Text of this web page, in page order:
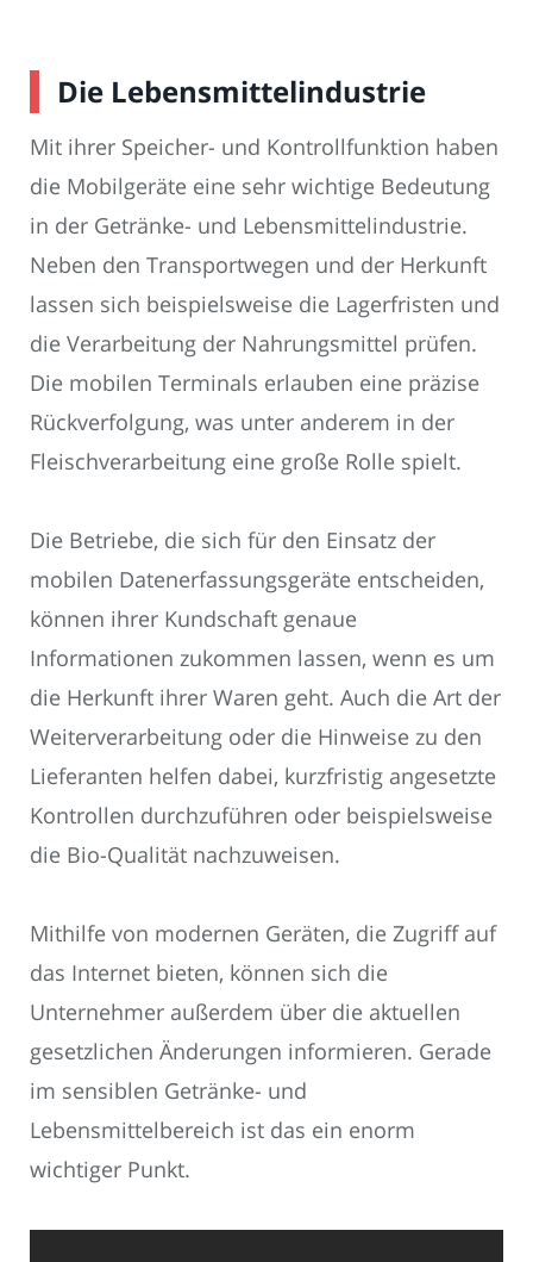
Die Lebensmittelindustrie
Mit ihrer Speicher- und Kontrollfunktion haben
die Mobilgeräte eine sehr wichtige Bedeutung
in der Getränke- und Lebensmittelindustrie.
Neben den Transportwegen und der Herkunft
lassen sich beispielsweise die Lagerfristen und
die Verarbeitung der Nahrungsmittel prüfen.
Die mobilen Terminals erlauben eine präzise
Rückverfolgung, was unter anderem in der
Fleischverarbeitung eine große Rolle spielt.
Die Betriebe, die sich für den Einsatz der
mobilen Datenerfassungsgeräte entscheiden,
können ihrer Kundschaft genaue
Informationen zukommen lassen, wenn es um
die Herkunft ihrer Waren geht. Auch die Art der
Weiterverarbeitung oder die Hinweise zu den
Lieferanten helfen dabei, kurzfristig angesetzte
Kontrollen durchzuführen oder beispielsweise
die Bio-Qualität nachzuweisen.
Mithilfe von modernen Geräten, die Zugriff auf
das Internet bieten, können sich die
Unternehmer außerdem über die aktuellen
gesetzlichen Änderungen informieren. Gerade
im sensiblen Getränke- und
Lebensmittelbereich ist das ein enorm
wichtiger Punkt.